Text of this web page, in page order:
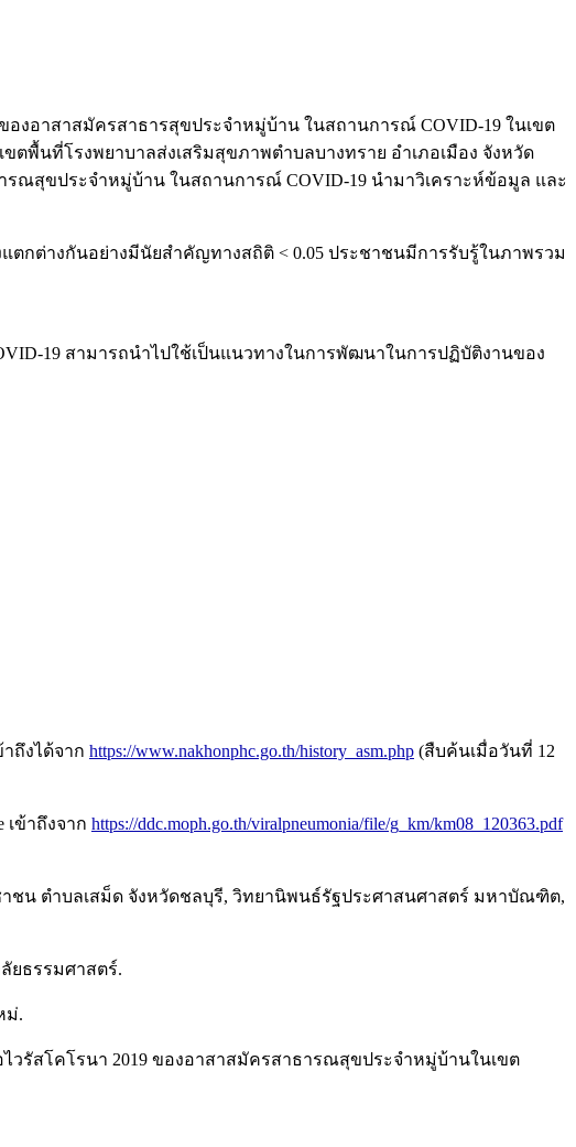
งอาสาสมัครสาธารสุขประจำหมู่บ้าน ในสถานการณ์ COVID-19 ในเขต
ตพื้นที่โรงพยาบาลส่งเสริมสุขภาพตำบลบางทราย อำเภอเมือง จังหวัด
ณสุขประจำหมู่บ้าน ในสถานการณ์ COVID-19 นำมาวิเคราะห์ข้อมูล และ
กต่างกันอย่างมีนัยสำคัญทางสถิติ < 0.05 ประชาชนมีการรับรู้ในภาพรวม
19 สามารถนำไปใช้เป็นแนวทางในการพัฒนาในการปฏิบัติงานของ
ถึงได้จาก https://www.nakhonphc.go.th/history_asm.php (สืบค้นเมื่อวันที่ 12
เข้าถึงจาก https://ddc.moph.go.th/viralpneumonia/file/g_km/km08_120363.pdf
น ตำบลเสม็ด จังหวัดชลบุรี, วิทยานิพนธ์รัฐประศาสนศาสตร์ มหาบัณฑิต,
ยธรรมศาสตร์.
ม่.
รัสโคโรนา 2019 ของอาสาสมัครสาธารณสุขประจำหมู่บ้านในเขต